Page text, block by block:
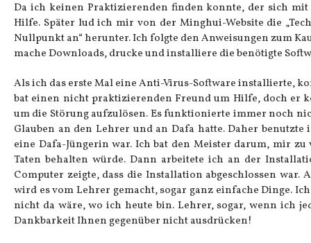
Da ich keinen Praktizierenden finden konnte, der sich
Hilfe. Später lud ich mir von der Minghui-Website die
Nullpunkt an“ herunter. Ich folgte den Anweisungen zum
mache Downloads, drucke und installiere die benötigte
Als ich das erste Mal eine Anti-Virus-Software installierte,
bat einen nicht praktizierenden Freund um Hilfe, doch er
um die Störung aufzulösen. Es funktionierte immer noch
Glauben an den Lehrer und an Dafa hatte. Daher
eine Dafa-Jüngerin war. Ich bat den Meister darum, mir
Taten behalten würde. Dann arbeitete ich an der
Computer zeigte, dass die Installation abgeschlossen
wird es vom Lehrer gemacht, sogar ganz einfache Dinge.
nicht da wäre, wo ich heute bin. Lehrer, sogar, wenn ich
Dankbarkeit Ihnen gegenüber nicht ausdrücken!